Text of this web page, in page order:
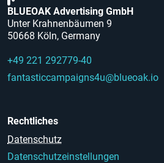
BLUEOAK Advertising GmbH
Unter Krahnenbäumen 9
50668 Köln, Germany
+49 221 292779-40
fantasticcampaigns4u@blueoak.io
Rechtliches
Datenschutz
Datenschutzeinstellungen